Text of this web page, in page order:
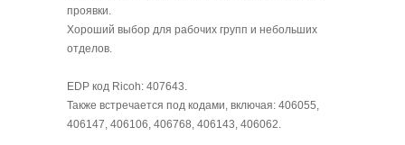
проявки.
Хороший выбор для рабочих групп и небольших
отделов.
EDP код Ricoh: 407643.
Также встречается под кодами, включая: 406055,
406147, 406106, 406768, 406143, 406062.